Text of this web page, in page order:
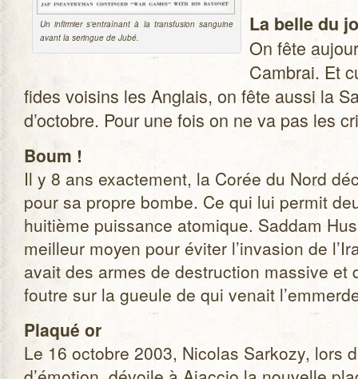
Un infir­mier s’entraînant à la trans­fu­sion san­guine
avant la seringue de Jubé.
La belle du
On fête
Cam­brai. Et
fides voi­sins les Anglais, on fête aussi la
d’octobre. Pour une fois on ne va pas les
Boum !
Il y 8 ans exac­te­ment, la Corée du Nord
pour sa propre bombe. Ce qui lui per­mit
hui­tième puis­sance ato­mique. Sad­dam
meilleur moyen pour évi­ter l’invasion de
avait des armes de des­truc­tion mas­sive et
foutre sur la gueule de qui venait
Pla­qué or
Le 16 octobre 2003, Nico­las Sar­kozy, lors